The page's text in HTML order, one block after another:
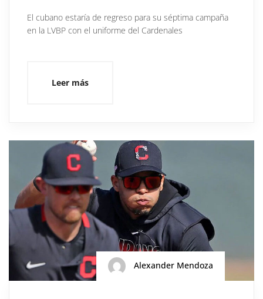
El cubano estaría de regreso para su séptima campaña
en la LVBP con el uniforme del Cardenales
Leer más
Alexander Mendoza